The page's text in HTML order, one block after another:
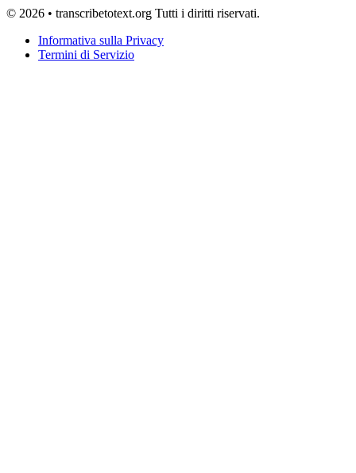
© 2026 • transcribetotext.org Tutti i diritti riservati.
Informativa sulla Privacy
Termini di Servizio